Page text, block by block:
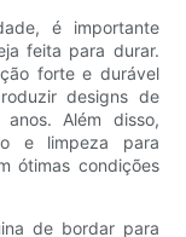
é importante
feita para durar.
forte e durável
designs de
Além disso,
e limpeza para
ótimas condições
de bordar para